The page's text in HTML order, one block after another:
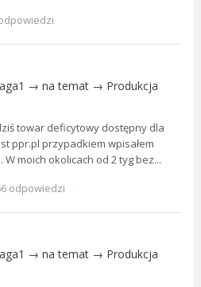
→ na temat → Produkcja
towar deficytowy dostępny dla
ppr.pl przypadkiem wpisałem
moich okolicach od 2 tyg bez...
odpowiedzi
→ na temat → Produkcja